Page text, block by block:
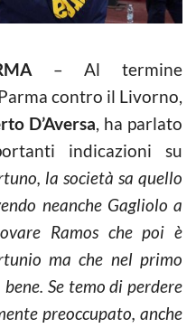
– Al termine
contro il Livorno,
D’Aversa, ha parlato
indicazioni su
la società sa quello
neanche Gagliolo a
Ramos che poi è
ma che nel primo
Se temo di perdere
preoccupato, anche